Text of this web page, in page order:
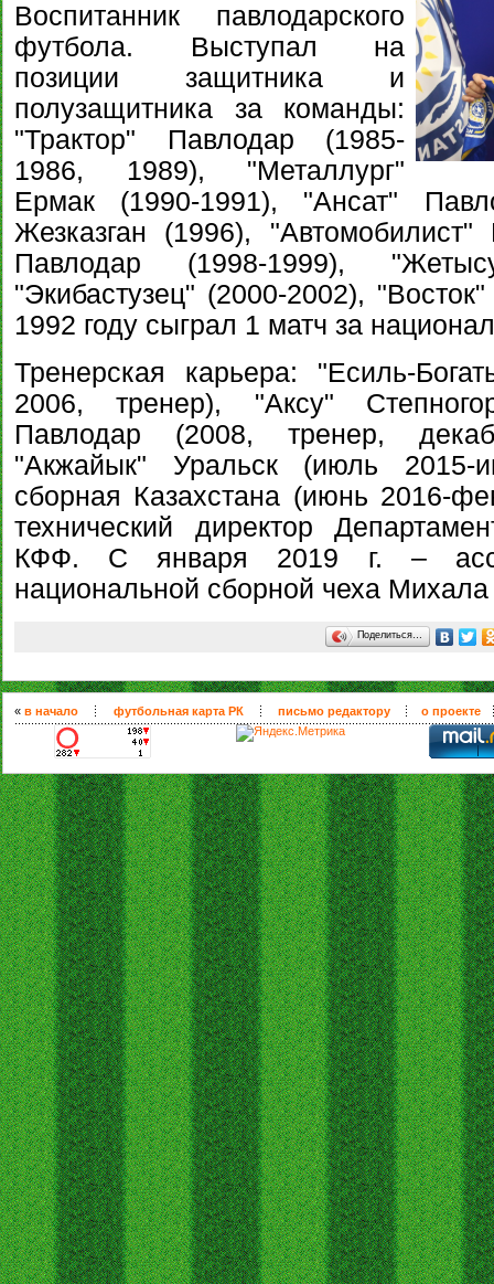
Воспитанник павлодарского
футбола. Выступал на
позиции защитника и
полузащитника за команды:
"Трактор" Павлодар (1985-
1986, 1989), "Металлург"
Ермак (1990-1991), "Ансат"
Жезказган (1996),
Павлодар (1998-1999),
"Экибастузец" (2000-2002),
1992 году сыграл 1 матч за
Тренерская карьера: "Есиль-
2006, тренер), "Аксу"
Павлодар (2008, тренер,
"Акжайык" Уральск (июль 2015-
сборная Казахстана (июнь 2016-
технический директор
КФФ. С января 2019 г. –
национальной сборной чеха
Поделиться…
« в начало футбольная карта РК письмо редактору о проекте